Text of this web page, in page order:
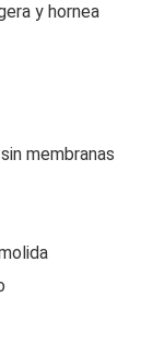
y hornea
membranas